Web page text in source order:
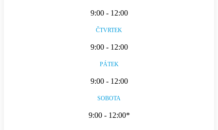
9:00 - 12:00
ČTVRTEK
9:00 - 12:00
PÁTEK
9:00 - 12:00
SOBOTA
9:00 - 12:00*